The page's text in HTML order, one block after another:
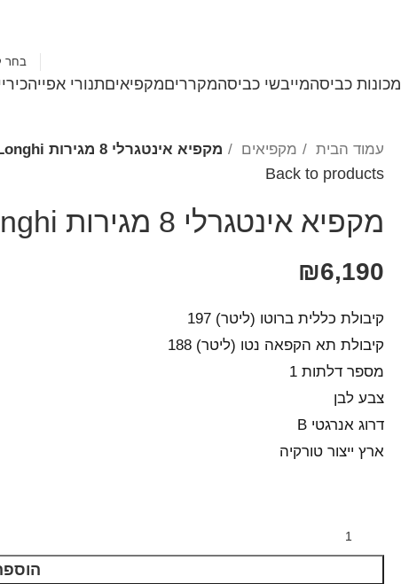
בחר
מכונות כביסהמייבשי כביסהמקרריםמקפיאיםתנורי אפייה
עמוד הבית מקפיאים מקפיא אינטגרלי 8 מגירות DeLonghi דלונגי דגם DLFI3791
Back to products
מקפיא אינטגרלי 8 מגירות DeLonghi דלונגי דגם DLFI3791
₪6,190
קיבולת כללית ברוטו (ליטר) 197
קיבולת תא הקפאה נטו (ליטר) 188
מספר דלתות 1
צבע לבן
דרוג אנרגטי B
ארץ ייצור טורקיה